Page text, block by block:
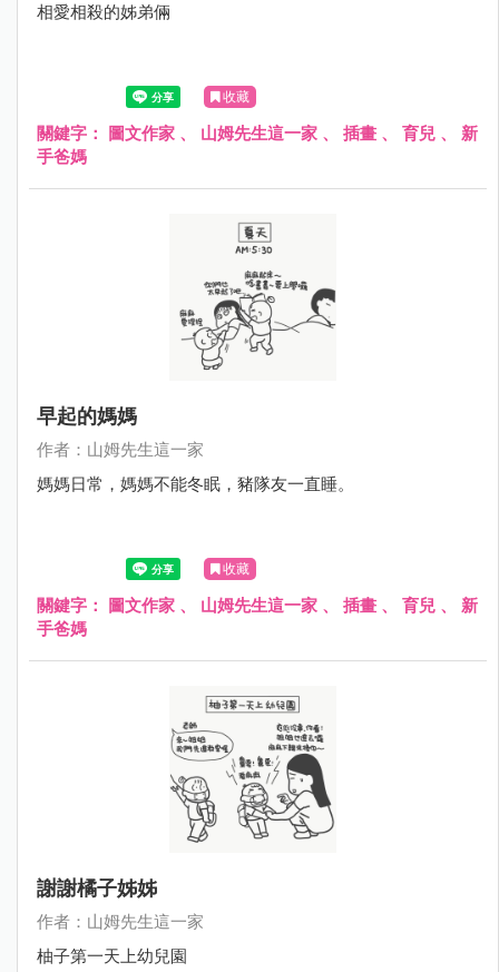
相愛相殺的姊弟倆
收藏
關鍵字： 圖文作家 、 山姆先生這一家 、 插畫 、 育兒 、 新
手爸媽
早起的媽媽
作者：山姆先生這一家
媽媽日常，媽媽不能冬眠，豬隊友一直睡。
收藏
關鍵字： 圖文作家 、 山姆先生這一家 、 插畫 、 育兒 、 新
手爸媽
謝謝橘子姊姊
作者：山姆先生這一家
柚子第一天上幼兒園